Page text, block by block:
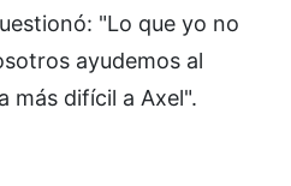
"Lo que yo no
ayudemos al
más difícil a Axel".